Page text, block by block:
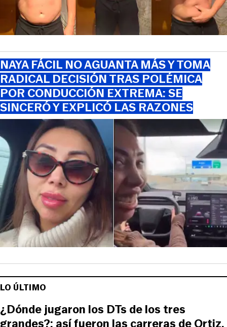
NAYA FÁCIL NO AGUANTA MÁS Y TOMA
RADICAL DECISIÓN TRAS POLÉMICA
POR CONDUCCIÓN EXTREMA: SE
SINCERÓ Y EXPLICÓ LAS RAZONES
LO ÚLTIMO
¿Dónde jugaron los DTs de los tres
grandes?: así fueron las carreras de Ortiz,